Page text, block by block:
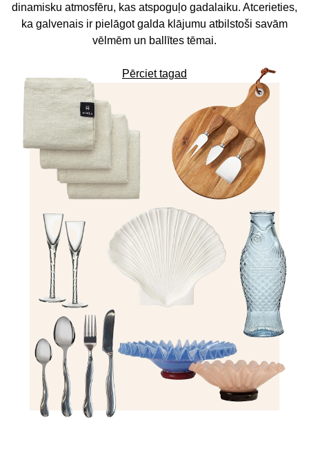
dinamisku atmosfēru, kas atspoguļo gadalaiku. Atcerieties,
ka galvenais ir pielāgot galda klājumu atbilstoši savām
vēlmēm un ballītes tēmai.
Pērciet tagad